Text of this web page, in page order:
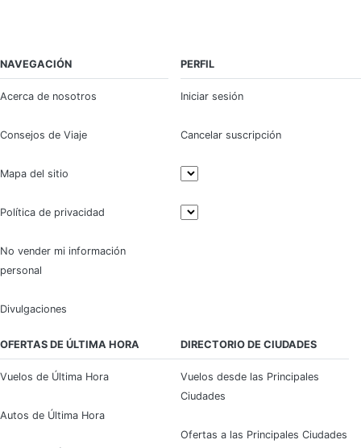
NAVEGACIÓN
Acerca de nosotros
Consejos de Viaje
Mapa del sitio
Política de privacidad
No vender mi información
personal
Divulgaciones
PERFIL
Iniciar sesión
Cancelar suscripción
OFERTAS DE ÚLTIMA HORA
Vuelos de Última Hora
Autos de Última Hora
DIRECTORIO DE CIUDADES
Vuelos desde las Principales
Ciudades
Ofertas a las Principales Ciudades